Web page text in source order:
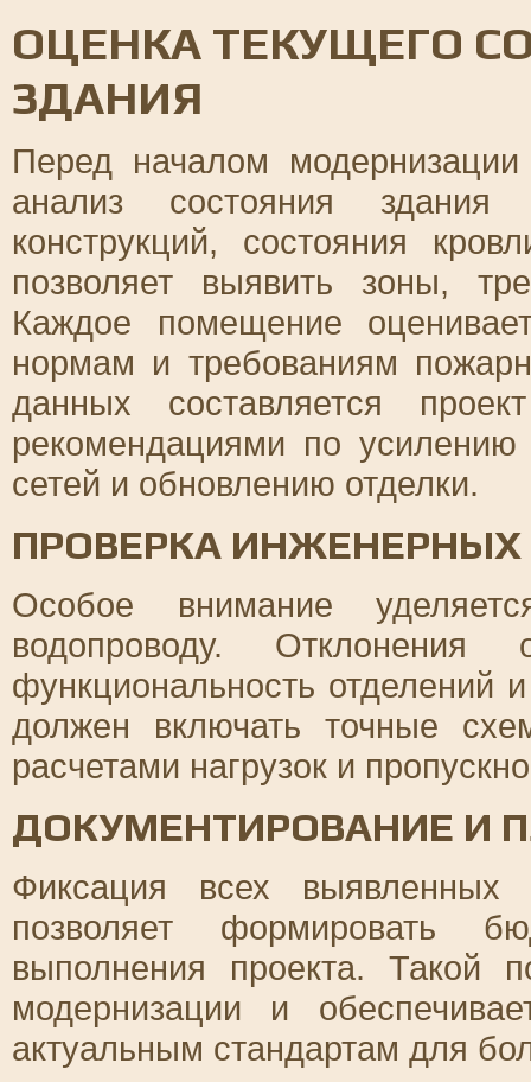
ОЦЕНКА ТЕКУЩЕГО
ЗДАНИЯ
Перед началом
анализ состояния
конструкций, состояния
позволяет выявить зоны,
Каждое помещение
нормам и требованиям
данных составляется
рекомендациями по
сетей и обновлению отделки.
ПРОВЕРКА ИНЖЕНЕРНЫХ
Особое внимание
водопроводу.
функциональность отделений
должен включать точные
расчетами нагрузок и
ДОКУМЕНТИРОВАНИЕ И
Фиксация всех выявленных
позволяет формировать
выполнения проекта. Такой
модернизации и
актуальным стандартам для